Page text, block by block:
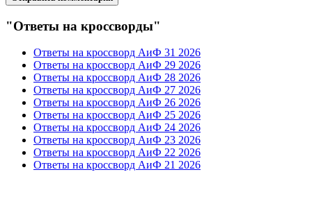
"Ответы на кроссворды"
Ответы на кроссворд АиФ 31 2026
Ответы на кроссворд АиФ 29 2026
Ответы на кроссворд АиФ 28 2026
Ответы на кроссворд АиФ 27 2026
Ответы на кроссворд АиФ 26 2026
Ответы на кроссворд АиФ 25 2026
Ответы на кроссворд АиФ 24 2026
Ответы на кроссворд АиФ 23 2026
Ответы на кроссворд АиФ 22 2026
Ответы на кроссворд АиФ 21 2026